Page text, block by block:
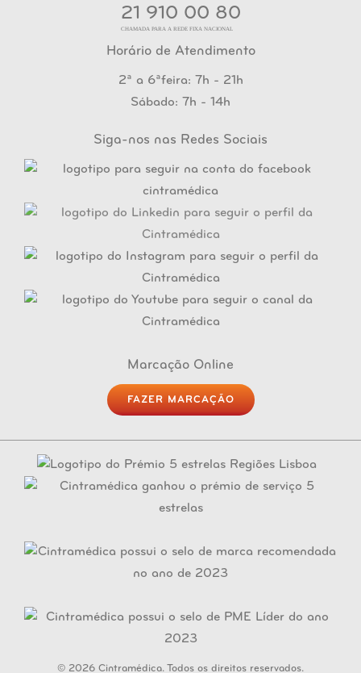
21 910 00 80
CHAMADA PARA A REDE FIXA NACIONAL
Horário de Atendimento
2ª a 6ªfeira: 7h - 21h
Sábado: 7h - 14h
Siga-nos nas Redes Sociais
Marcação Online
FAZER MARCAÇÃO
© 2026 Cintramédica. Todos os direitos reservados.